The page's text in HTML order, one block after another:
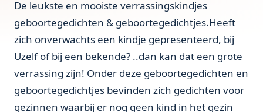
De leukste en mooiste verrassingskindjes
geboortegedichten & geboortegedichtjes.Heeft
zich onverwachts een kindje gepresenteerd, bij
Uzelf of bij een bekende? ..dan kan dat een grote
verrassing zijn! Onder deze geboortegedichten en
geboortegedichtjes bevinden zich gedichten voor
gezinnen waarbij er nog geen kind in het gezin